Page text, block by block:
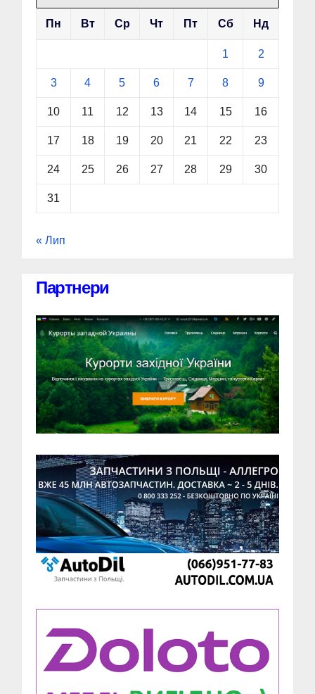
Пн Вт Ср Чт Пт Сб Нд
1 2
3 4 5 6 7 8 9
10 11 12 13 14 15 16
17 18 19 20 21 22 23
24 25 26 27 28 29 30
31
« Лип
Партнери